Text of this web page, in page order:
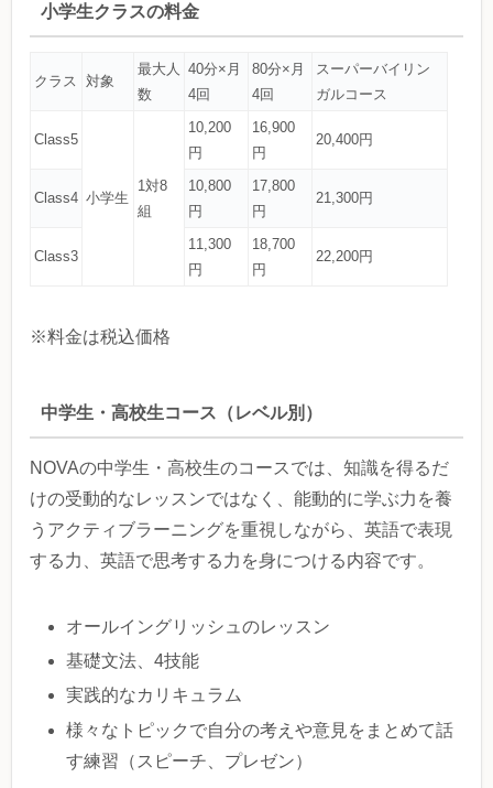
小学生クラスの料金
クラス 対象
最大人
数
40分×月
4回
80分×月
4回
スーパーバイリン
ガルコース
Class5
小学生
1対8
組
10,200
円
16,900
円
20,400円
Class4
10,800
円
17,800
円
21,300円
Class3
11,300
円
18,700
円
22,200円
※料金は税込価格
中学生・高校生コース（レベル別）
NOVAの中学生・高校生のコースでは、知識を得るだ
けの受動的なレッスンではなく、能動的に学ぶ力を養
うアクティブラーニングを重視しながら、英語で表現
する力、英語で思考する力を身につける内容です。
オールイングリッシュのレッスン
基礎文法、4技能
実践的なカリキュラム
様々なトピックで自分の考えや意見をまとめて話
す練習（スピーチ、プレゼン）